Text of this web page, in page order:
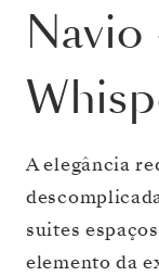
Navio
A elegância
suites
elemento da